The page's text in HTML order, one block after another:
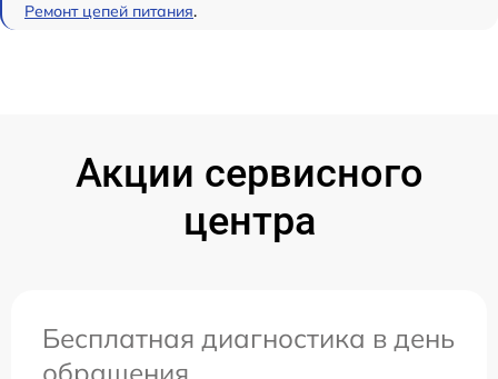
Ремонт цепей питания.
Акции сервисного
центра
Бесплатная диагностика в день